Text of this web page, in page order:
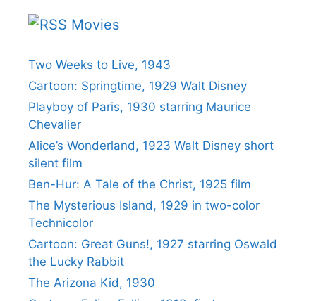
Movies
Two Weeks to Live, 1943
Cartoon: Springtime, 1929 Walt Disney
Playboy of Paris, 1930 starring Maurice
Chevalier
Alice’s Wonderland, 1923 Walt Disney short
silent film
Ben-Hur: A Tale of the Christ, 1925 film
The Mysterious Island, 1929 in two-color
Technicolor
Cartoon: Great Guns!, 1927 starring Oswald
the Lucky Rabbit
The Arizona Kid, 1930